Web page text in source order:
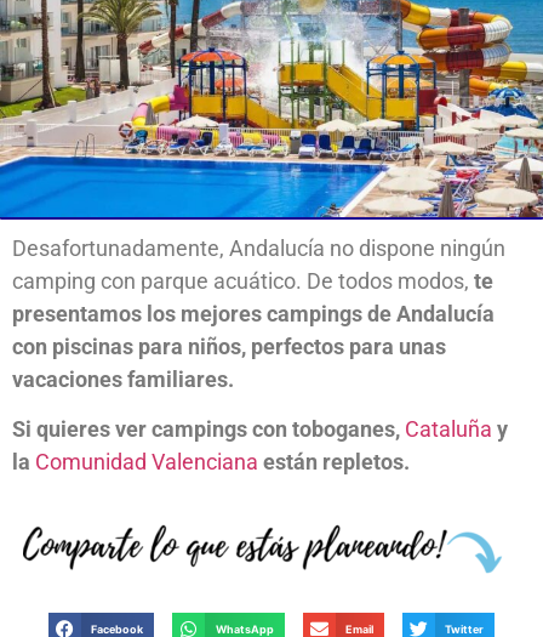
Desafortunadamente, Andalucía no dispone ningún
camping con parque acuático. De todos modos, te
presentamos los mejores campings de Andalucía
con piscinas para niños, perfectos para unas
vacaciones familiares.
Si quieres ver campings con toboganes, Cataluña y
la Comunidad Valenciana están repletos.
Facebook WhatsApp Email Twitter